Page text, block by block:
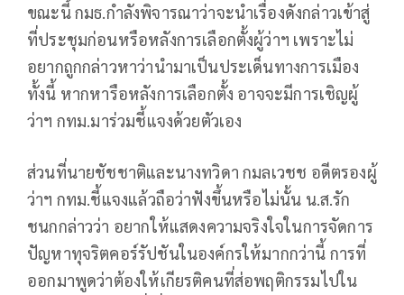
ขณะนี้ กมธ.กำลังพิจารณาว่าจะนำเรื่องดังกล่าวเข้าสู่
ที่ประชุมก่อนหรือหลังการเลือกตั้งผู้ว่าฯ เพราะไม่
อยากถูกกล่าวหาว่านำมาเป็นประเด็นทางการเมือง
ทั้งนี้ หากหารือหลังการเลือกตั้ง อาจจะมีการเชิญผู้
ว่าฯ กทม.มาร่วมชี้แจงด้วยตัวเอง
ส่วนที่นายชัชชาติและนางทวิดา กมลเวชช อดีตรองผู้
ว่าฯ กทม.ชี้แจงแล้วถือว่าฟังขึ้นหรือไม่นั้น น.ส.รัก
ชนกกล่าวว่า อยากให้แสดงความจริงใจในการจัดการ
ปัญหาทุจริตคอร์รัปชันในองค์กรให้มากกว่านี้ การที่
ออกมาพูดว่าต้องให้เกียรติคนที่ส่อพฤติกรรมไปใน